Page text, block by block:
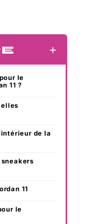
le
11 ?
de la
11
le